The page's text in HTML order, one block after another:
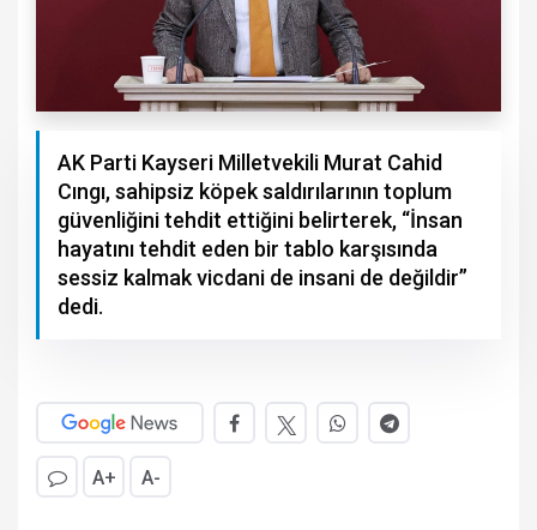
AK Parti Kayseri Milletvekili Murat Cahid
Cıngı, sahipsiz köpek saldırılarının toplum
güvenliğini tehdit ettiğini belirterek, “İnsan
hayatını tehdit eden bir tablo karşısında
sessiz kalmak vicdani de insani de değildir”
dedi.
A+ A-